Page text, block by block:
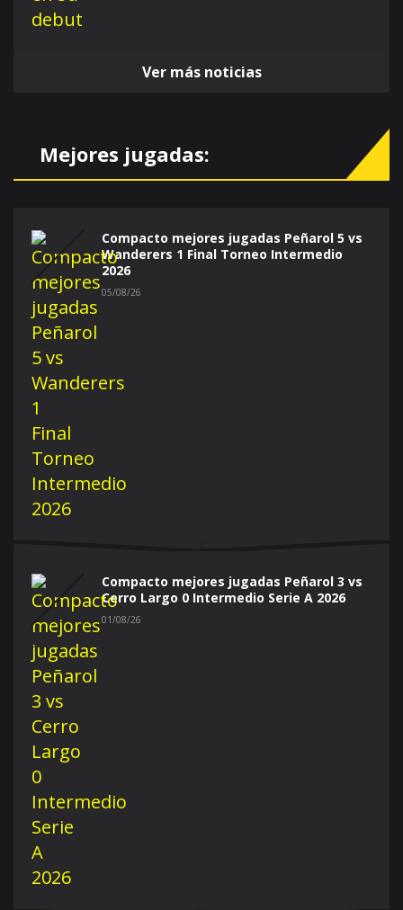
Ver más noticias
Mejores jugadas:
Compacto mejores jugadas Peñarol 5 vs
Wanderers 1 Final Torneo Intermedio
2026
05/08/26
Compacto mejores jugadas Peñarol 3 vs
Cerro Largo 0 Intermedio Serie A 2026
01/08/26